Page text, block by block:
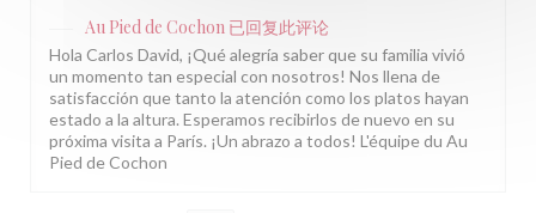
Au Pied de Cochon 已回复此评论
Hola Carlos David, ¡Qué alegría saber que su familia vivió
un momento tan especial con nosotros! Nos llena de
satisfacción que tanto la atención como los platos hayan
estado a la altura. Esperamos recibirlos de nuevo en su
próxima visita a París. ¡Un abrazo a todos! L'équipe du Au
Pied de Cochon